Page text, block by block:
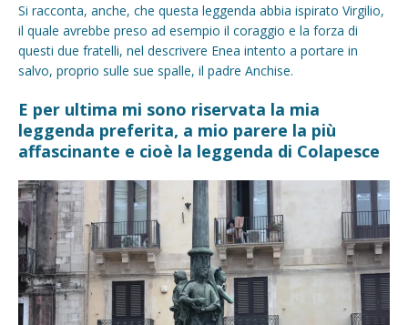
Si racconta, anche, che questa leggenda abbia ispirato Virgilio,
il quale avrebbe preso ad esempio il coraggio e la forza di
questi due fratelli, nel descrivere Enea intento a portare in
salvo, proprio sulle sue spalle, il padre Anchise.
E per ultima mi sono riservata la mia
leggenda preferita, a mio parere la più
affascinante e cioè la leggenda di Colapesce